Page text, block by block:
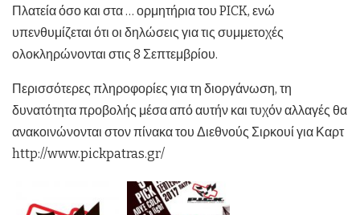
Πλατεία όσο και στα … ορμητήρια του PICK, ενώ
υπενθυμίζεται ότι οι δηλώσεις για τις συμμετοχές
ολοκληρώνονται στις 8 Σεπτεμβρίου.
Περισσότερες πληροφορίες για τη διοργάνωση, τη
δυνατότητα προβολής μέσα από αυτήν και τυχόν αλλαγές θα
ανακοινώνονται στον πίνακα του Διεθνούς Σιρκουί για Καρτ
http://www.pickpatras.gr/